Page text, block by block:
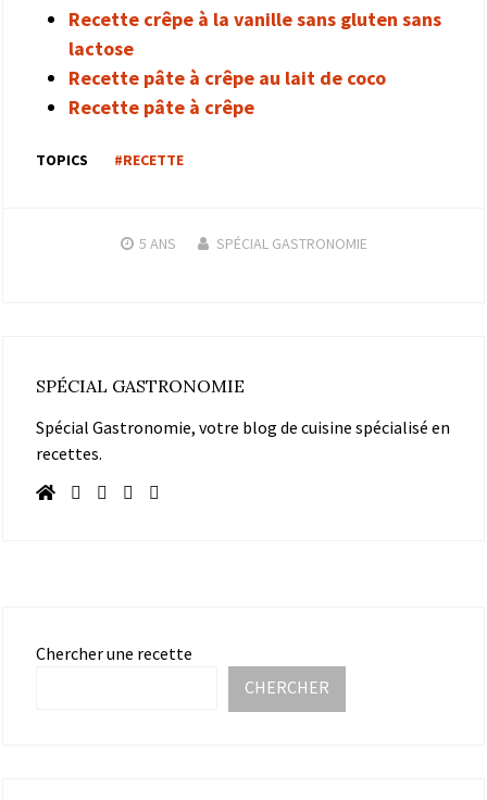
Recette crêpe à la vanille sans gluten sans
lactose
Recette pâte à crêpe au lait de coco
Recette pâte à crêpe
TOPICS #RECETTE
5 ANS SPÉCIAL GASTRONOMIE
SPÉCIAL GASTRONOMIE
Spécial Gastronomie, votre blog de cuisine spécialisé en
recettes.
Chercher une recette
CHERCHER